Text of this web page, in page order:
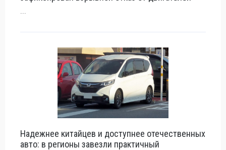
...
Надежнее китайцев и доступнее отечественных
авто: в регионы завезли практичный